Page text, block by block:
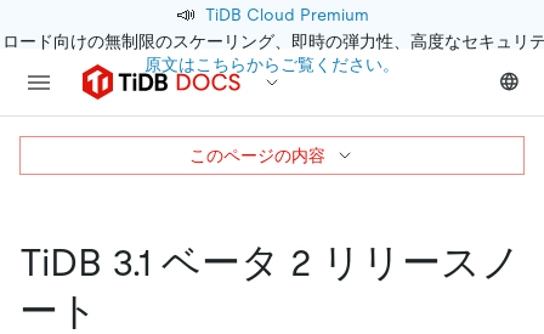
📣 TiDB Cloud Premium
ード向けの無制限のスケーリング、即時の弾力性、高度なセキュリ
原文はこちらからご覧ください。
TiDB 3.1 ベータ 2 リリースノ
ート
このページの内容